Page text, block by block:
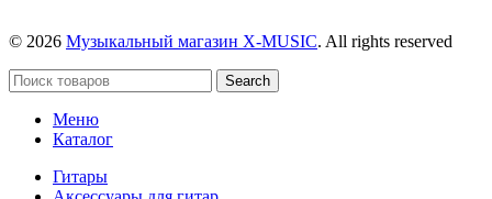
© 2026 Музыкальный магазин X-MUSIC. All rights reserved
Search
Меню
Каталог
Гитары